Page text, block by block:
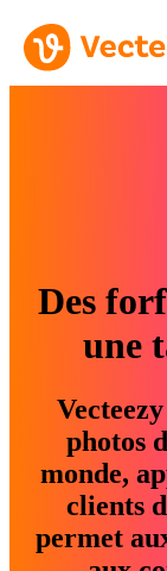
Des
une
photos
monde,
clients
permet